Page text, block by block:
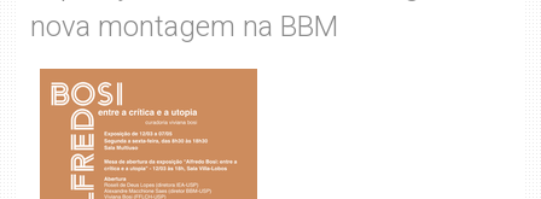
nova montagem na BBM